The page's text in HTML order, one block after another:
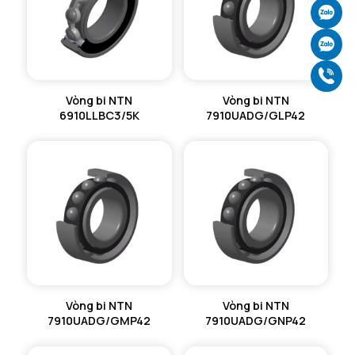
Vòng bi NTN
6910LLBC3/5K
Vòng bi NTN
7910UADG/GLP42
Vòng bi NTN
7910UADG/GMP42
Vòng bi NTN
7910UADG/GNP42